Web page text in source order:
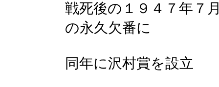
戦死後の１９４７年７
の永久欠番に
同年に沢村賞を設立